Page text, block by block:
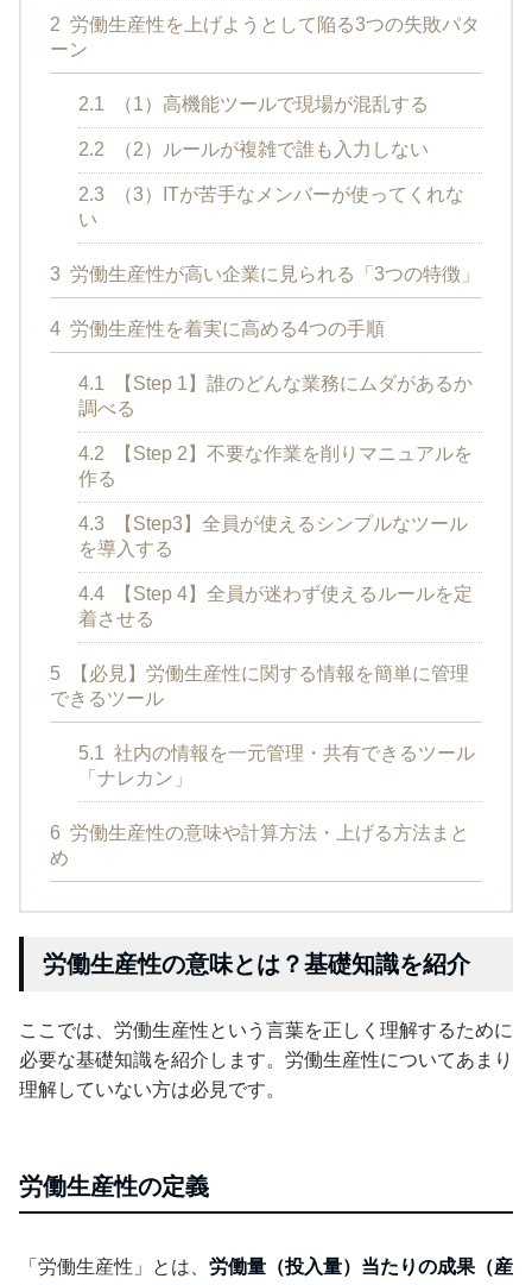
2 労働生産性を上げようとして陥る3つの失敗パタ
ーン
2.1 （1）高機能ツールで現場が混乱する
2.2 （2）ルールが複雑で誰も入力しない
2.3
（3）ITが苦手なメンバーが使ってくれな
い
3 労働生産性が高い企業に見られる「3つの特徴」
4 労働生産性を着実に高める4つの手順
4.1
【Step 1】誰のどんな業務にムダがあるか
調べる
4.2
【Step 2】不要な作業を削りマニュアルを
作る
4.3
【Step3】全員が使えるシンプルなツール
を導入する
4.4
【Step 4】全員が迷わず使えるルールを定
着させる
5
【必見】労働生産性に関する情報を簡単に管理
できるツール
5.1 社内の情報を一元管理・共有できるツール
「ナレカン」
6 労働生産性の意味や計算方法・上げる方法まと
め
労働生産性の意味とは？基礎知識を紹介
ここでは、労働生産性という言葉を正しく理解するために
必要な基礎知識を紹介します。労働生産性についてあまり
理解していない方は必見です。
労働生産性の定義
「労働生産性」とは、 労働量（投入量）当たりの成果（産